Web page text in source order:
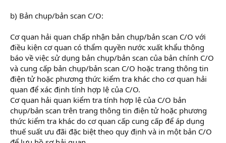
b) Bản chụp/bản scan C/O:
Cơ quan hải quan chấp nhận bản chụp/bản scan C/O với
điều kiện cơ quan có thẩm quyền nước xuất khẩu thông
báo về việc sử dụng bản chụp/bản scan của bản chính C/O
và cung cấp bản chụp/bản scan C/O hoặc trang thông tin
điện tử hoặc phương thức kiểm tra khác cho cơ quan hải
quan để xác định tính hợp lệ của C/O.
Cơ quan hải quan kiểm tra tính hợp lệ của C/O bản
chụp/bản scan trên trang thông tin điện tử hoặc phương
thức kiểm tra khác do cơ quan cấp cung cấp để áp dụng
thuế suất ưu đãi đặc biệt theo quy định và in một bản C/O